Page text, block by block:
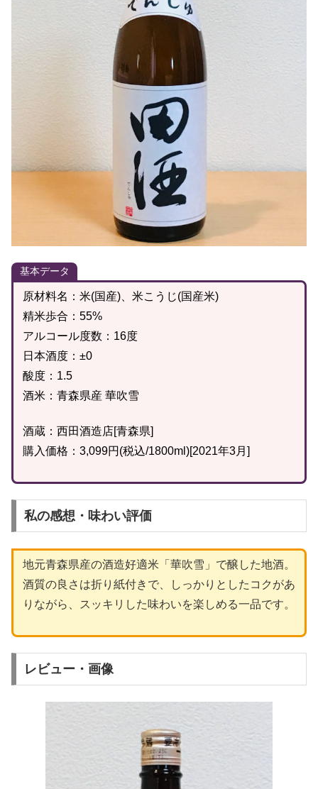
基本データ
原材料名：米(国産)、米こうじ(国産米)
精米歩合：55%
アルコール度数：16度
日本酒度：±0
酸度：1.5
酒米：青森県産 華吹雪
酒蔵：西田酒造店[青森県]
購入価格：3,099円(税込/1800ml)[2021年3月]
私の感想・味わい評価
地元青森県産の酒造好適米「華吹雪」で醸した地酒。
酒質の良さは折り紙付きで、しっかりとしたコクがあ
りながら、スッキリした味わいを楽しめる一品です。
レビュー・画像